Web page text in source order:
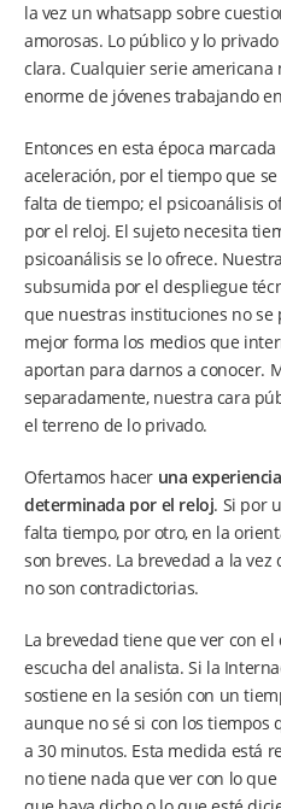
la vez un whatsapp sobre
amorosas. Lo público y lo
clara. Cualquier serie
enorme de jóvenes trabajando
Entonces en esta época
aceleración, por el tiempo que
falta de tiempo; el psicoanálisis
por el reloj. El sujeto necesita
psicoanálisis se lo ofrece.
subsumida por el despliegue
que nuestras instituciones no se
mejor forma los medios que
aportan para darnos a conocer.
separadamente, nuestra cara
el terreno de lo privado.
Ofertamos hacer una
determinada por el reloj. Si por
falta tiempo, por otro, en la
son breves. La brevedad a la vez
no son contradictorias.
La brevedad tiene que ver con
escucha del analista. Si la
sostiene en la sesión con un
aunque no sé si con los tiempos
a 30 minutos. Esta medida está
no tiene nada que ver con lo